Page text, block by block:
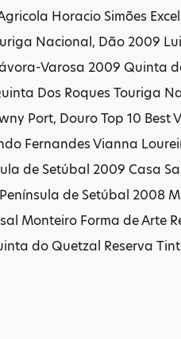
Horacio Simões
Nacional, Dão 2009
Varosa 2009 Quinta
Dos Roques Touriga
Port, Douro Top 10
Fernandes Vianna
de Setúbal 2009 Casa
de Setúbal 2008
Monteiro Forma de Arte
do Quetzal Reserva